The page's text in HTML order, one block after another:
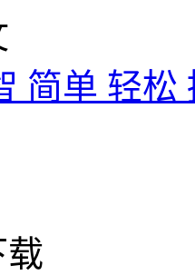
简单 轻松